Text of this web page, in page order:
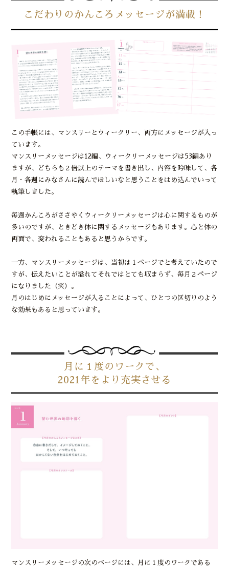
こだわりのかんころメッセージが満載！
この手帳には、マンスリーとウィークリー、両方にメッセージが入っ
ています。
マンスリーメッセージは12編、ウィークリーメッセージは53編あり
ますが、どちらも２倍以上のテーマを書き出し、内容を吟味して、各
月・各週にみなさんに読んでほしいなと思うことをはめ込んでいって
執筆しました。
毎週かんころがささやくウィークリーメッセージは心に関するものが
多いのですが、ときどき体に関するメッセージもあります。心と体の
両面で、変われることもあると思うからです。
一方、マンスリーメッセージは、当初は１ページでと考えていたので
すが、伝えたいことが溢れてそれではとても収まらず、毎月２ページ
になりました（笑）。
月のはじめにメッセージが入ることによって、ひとつの区切りのよう
な効果もあると思っています。
月に１度のワークで、
2021年をより充実させる
マンスリーメッセージの次のページには、月に１度のワークである